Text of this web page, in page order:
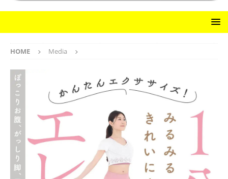
HOME Media